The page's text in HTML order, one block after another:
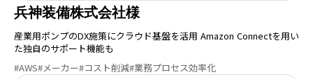
兵神装備株式会社様
産業用ポンプのDX施策にクラウド基盤を活用 Amazon Connectを用い
た独自のサポート機能も
#AWS#メーカー#コスト削減#業務プロセス効率化